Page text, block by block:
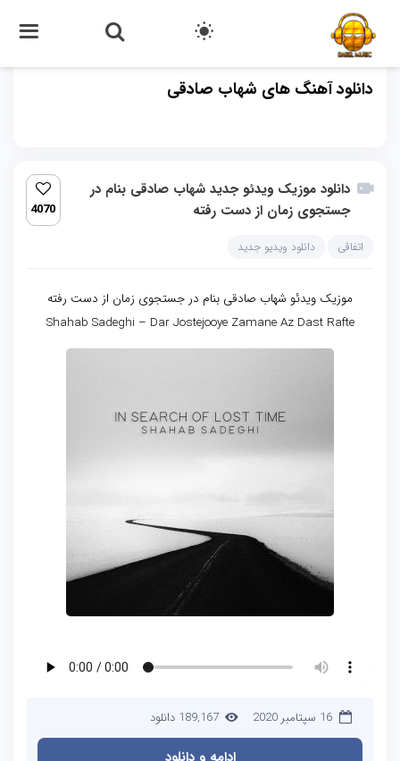
دانلود آهنگ های شهاب صادقی
دانلود موزیک ویدئو جدید شهاب صادقی بنام در
جستجوی زمان از دست رفته
4070
اتفاقی دانلود ویدیو جدید
موزیک ویدئو شهاب صادقی بنام در جستجوی زمان از دست رفته
Shahab Sadeghi – Dar Jostejooye Zamane Az Dast Rafte
16 سپتامبر 2020 189,167 دانلود